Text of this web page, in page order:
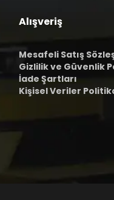
Alışveriş
Mesafeli Satış
Gizlilik ve Güvenlik
İade Şartları
Kişisel Veriler